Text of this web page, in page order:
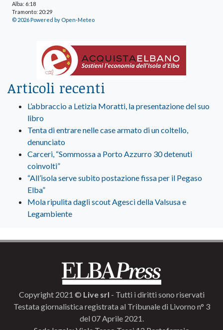
Alba: 6:18
Tramonto: 20:29
© 2026 Powered by Open-Meteo
Articoli recenti
L’abbraccio a Letizia Moratti, la presentazione del suo
libro
Tenta di entrare nelle case armato di un coltello,
denunciato
Carceri, “Sommossa a Porto Azzurro 30 detenuti
coinvolti”
“All’isola serve subito postazione fissa per il Pegaso
Elba”
Mola ripulita dagli scout Agesci della Valsusa e
Legambiente
Copyright 2021 © Live srl - Tutti i diritti sono riservati
Testata giornalistica registrata al Tribunale di Livorno n° 3
del 07 Aprile 2021.